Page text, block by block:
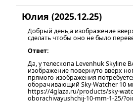
Юлия (2025.12.25)
Добрый день,а изображение
сделать чтобы оно не было
Ответ:
Да, у телескопа Levenhuk Skyline
изображение повернуто вверх
прямого изображения
оборачивающий Sky-Watcher 10
https://4glaza.ru/products/sky-
oborachivayushchij-10-mm-1-25/